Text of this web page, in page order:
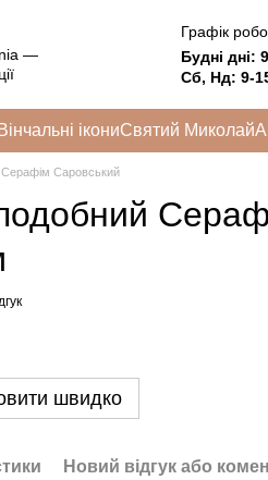
Графік
Будні дні:
Сб, Нд: 9-
Вінчальні ікониСвятий Миколай
Серафім Саровський
швидко
Новий відгук або